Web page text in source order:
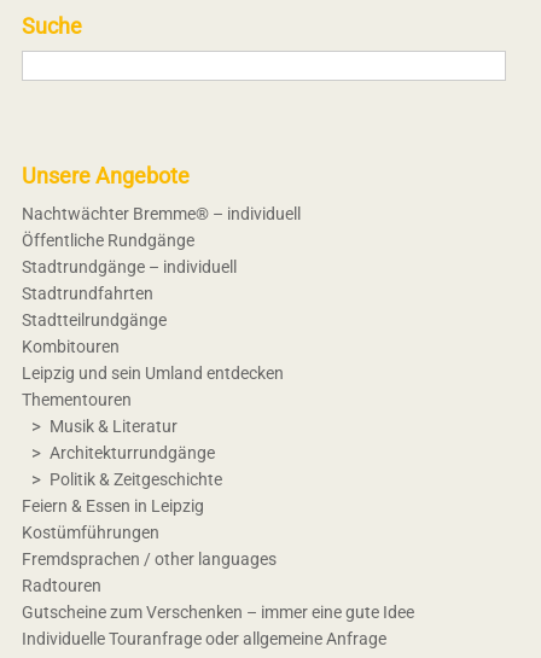
Suche
Unsere Angebote
Nachtwächter Bremme® – individuell
Öffentliche Rundgänge
Stadtrundgänge – individuell
Stadtrundfahrten
Stadtteilrundgänge
Kombitouren
Leipzig und sein Umland entdecken
Thementouren
Musik & Literatur
Architekturrundgänge
Politik & Zeitgeschichte
Feiern & Essen in Leipzig
Kostümführungen
Fremdsprachen / other languages
Radtouren
Gutscheine zum Verschenken – immer eine gute Idee
Individuelle Touranfrage oder allgemeine Anfrage